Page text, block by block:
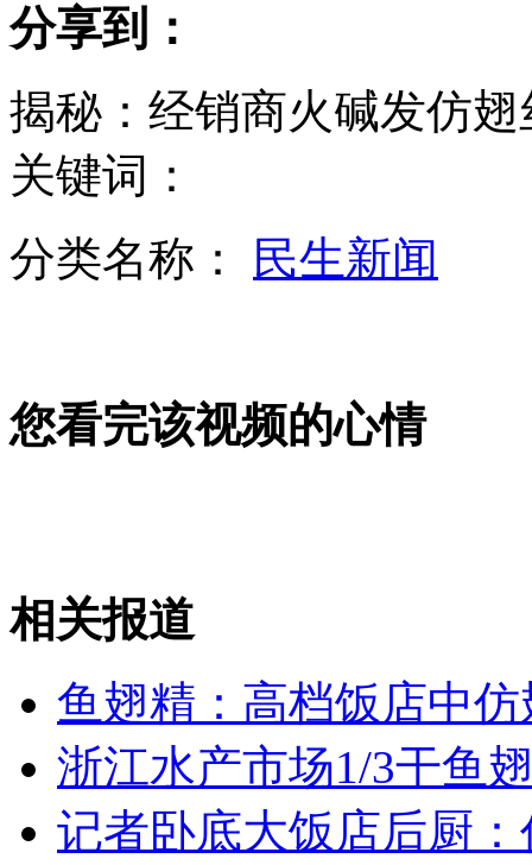
英国学生肯德基内吃出疑似鸡脑内脏
美女议员大合影 后排4人系PS
台一男子想走红 扬言炸马英九办公室
山西运城恶犬咬伤多人 警民合力深夜将其击毙
女孩北京地铁殴打老人 痛下狠手拳打脚踢
分享到：
揭秘：经销商火碱发仿
关键词：
分类名称：
民生新闻
您看完该视频的心情
相关报道
鱼翅精：高档饭店中
浙江水产市场1/3干鱼
记者卧底大饭店后厨